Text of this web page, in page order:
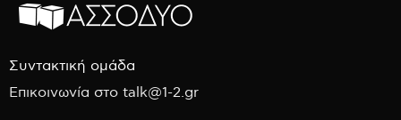
Συντακτική ομάδα
Επικοινωνία στο talk@1-2.gr